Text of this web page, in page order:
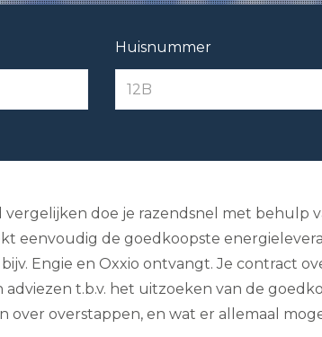
Huisnummer
vergelijken doe je razendsnel met behulp
eenvoudig de goedkoopste
bijv. Engie en Oxxio ontvangt. Je contract
t.b.v. het uitzoeken van de
overstappen, en wat er allemaal